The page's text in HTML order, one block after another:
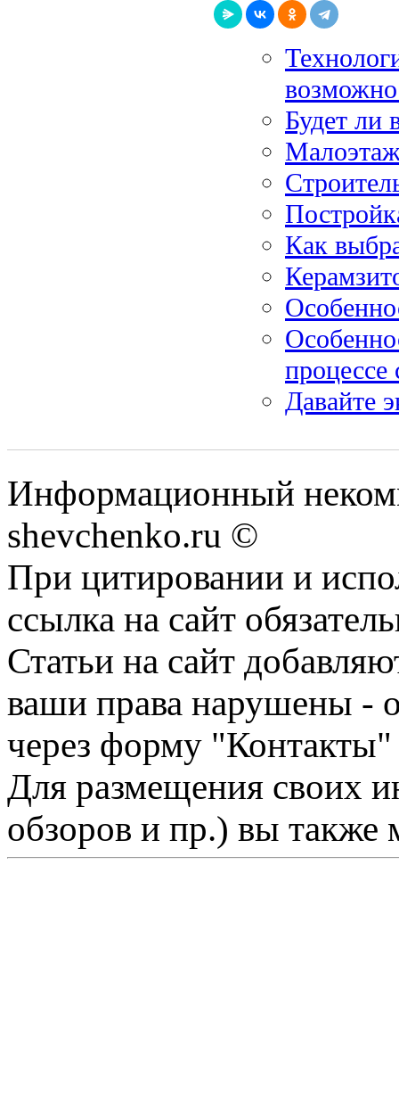
Будет ли
Как
процессе
Давайте
Информационный
shevchenko.ru ©
При цитировании и
ссылка на сайт
Статьи на сайт
ваши права нарушены -
через форму "Контакты"
Для размещения своих
обзоров и пр.) вы также